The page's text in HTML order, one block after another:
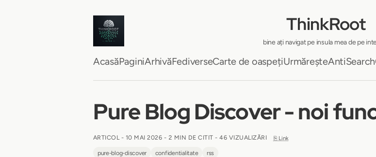
ThinkRoot
bine ați navigat pe insula mea de pe
AcasăPaginiArhivăFediverseCarte de oaspețiUrmăreșteAntiSearch
Pure Blog Discover - noi
ARTICOL - 10 MAI 2026 - 2 MIN DE CITIT - 46 VIZUALIZĂRI ⎘ Link
pure-blog-discover confidentialitate rss